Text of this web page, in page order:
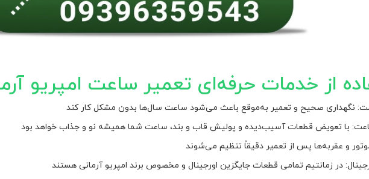
از خدمات حرفه‌ای تعمیر ساعت امپریو
نگهداری صحیح و تعمیر به‌موقع باعث می‌شود ساعت سال‌ها بدون مشکل کار کند
با تعویض قطعات آسیب‌دیده و پولیش قاب و بند، ساعت شما همیشه نو و جذاب خواهد بود
و عقربه‌ها پس از تعمیر دقیقاً تنظیم می‌شوند
در زمانتیم تمامی قطعات جایگزین اورجینال و مخصوص برند امپریو آرمانی هستند